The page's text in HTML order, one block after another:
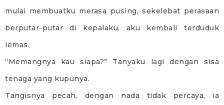
mulai membuatku merasa pusing, sekelebat perasaan
berputar-putar di kepalaku, aku kembali terduduk
lemas.
“Memangnya kau siapa?” Tanyaku lagi dengan sisa
tenaga yang kupunya.
Tangisnya pecah, dengan nada tidak percaya, ia